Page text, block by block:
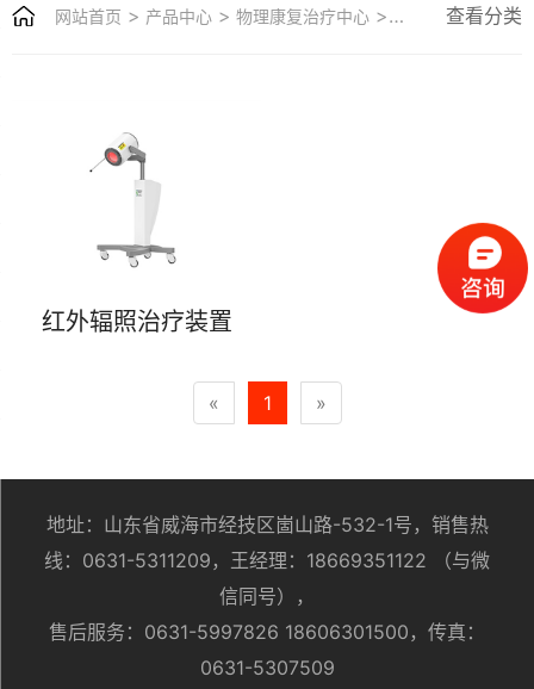
网站首页 > 产品中心 > 物理康复治疗中心 >红外辐照治疗装置
查看分类
红外辐照治疗装置
« 1 »
地址：山东省威海市经技区崮山路-532-1号，销售热
线：0631-5311209，王经理：18669351122 （与微
信同号），
售后服务：0631-5997826 18606301500，传真：
0631-5307509